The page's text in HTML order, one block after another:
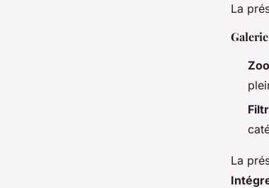
La
La